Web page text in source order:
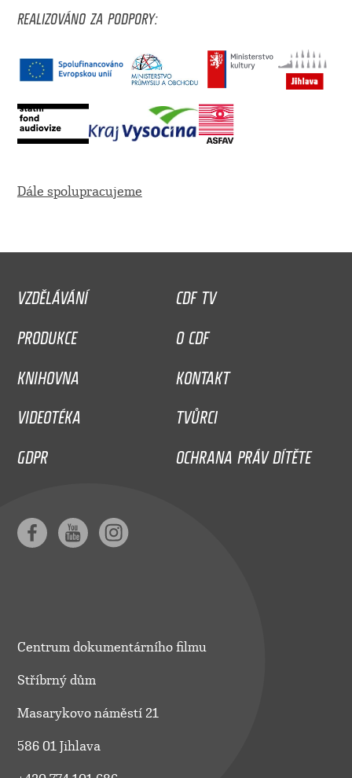
REALIZOVÁNO ZA PODPORY:
Dále spolupracujeme
VZDĚLÁVÁNÍ
CDF TV
PRODUKCE
O CDF
KNIHOVNA
KONTAKT
VIDEOTÉKA
TVŮRCI
GDPR
OCHRANA PRÁV DÍTĚTE
Centrum dokumentárního filmu
Stříbrný dům
Masarykovo náměstí 21
586 01 Jihlava